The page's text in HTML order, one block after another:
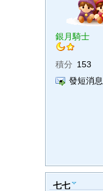
銀月騎士
積分 153
發短消息
七七